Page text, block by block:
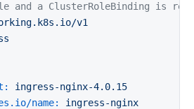
and a ClusterRoleBinding is
v1
ingress-nginx-4.0.15
name:
ingress-nginx